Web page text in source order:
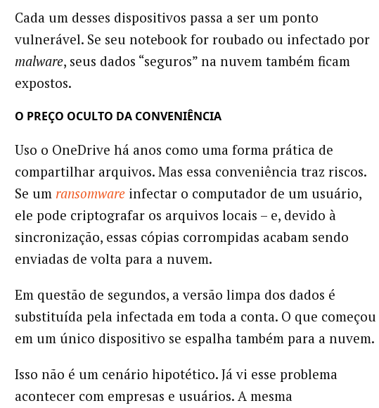
Cada um desses dispositivos passa a ser um ponto
vulnerável. Se seu notebook for roubado ou infectado por
malware, seus dados “seguros” na nuvem também ficam
expostos.
O PREÇO OCULTO DA CONVENIÊNCIA
Uso o OneDrive há anos como uma forma prática de
compartilhar arquivos. Mas essa conveniência traz riscos.
Se um ransomwareinfectar o computador de um usuário,
ele pode criptografar os arquivos locais – e, devido à
sincronização, essas cópias corrompidas acabam sendo
enviadas de volta para a nuvem.
Em questão de segundos, a versão limpa dos dados é
substituída pela infectada em toda a conta. O que começou
em um único dispositivo se espalha também para a nuvem.
Isso não é um cenário hipotético. Já vi esse problema
acontecer com empresas e usuários. A mesma